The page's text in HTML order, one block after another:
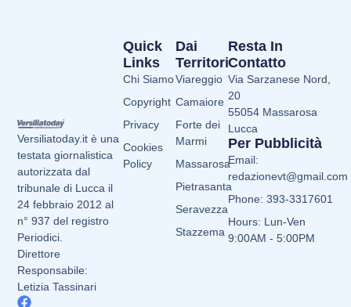
Versiliatoday.it è una
testata giornalistica
autorizzata dal
tribunale di Lucca il
24 febbraio 2012 al
n° 937 del registro
Periodici.
Direttore
Responsabile:
Letizia Tassinari
Dai
Territori
Viareggio
Camaiore
Forte dei
Marmi
Massarosa
Pietrasanta
Seravezza
Stazzema
Quick
Links
Chi Siamo
Copyright
Privacy
Cookies
Policy
Resta In
Contatto
Via Sarzanese Nord,
20
55054 Massarosa
Lucca
Per Pubblicità
Email:
redazionevt@gmail.com
Phone: 393-3317601
Hours: Lun-Ven
9:00AM - 5:00PM